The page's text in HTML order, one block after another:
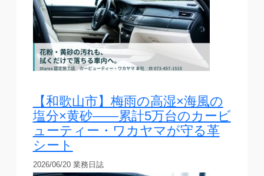
【和歌山市】梅雨の高湿×海風の
塩分×黄砂——累計5万台のカービ
ューティー・ワカヤマが守る革
シート
2026/06/20 業務日誌